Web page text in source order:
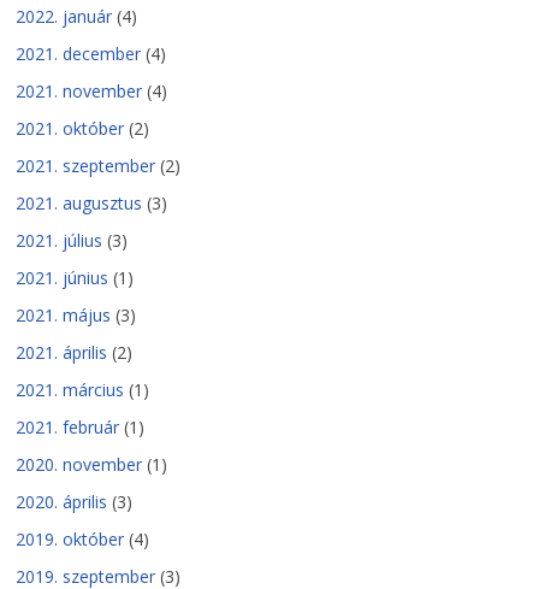
2022. január (4)
2021. december (4)
2021. november (4)
2021. október (2)
2021. szeptember (2)
2021. augusztus (3)
2021. július (3)
2021. június (1)
2021. május (3)
2021. április (2)
2021. március (1)
2021. február (1)
2020. november (1)
2020. április (3)
2019. október (4)
2019. szeptember (3)